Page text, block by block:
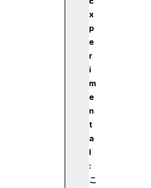
x
p
e
r
i
m
e
n
t
a
l
:
こ